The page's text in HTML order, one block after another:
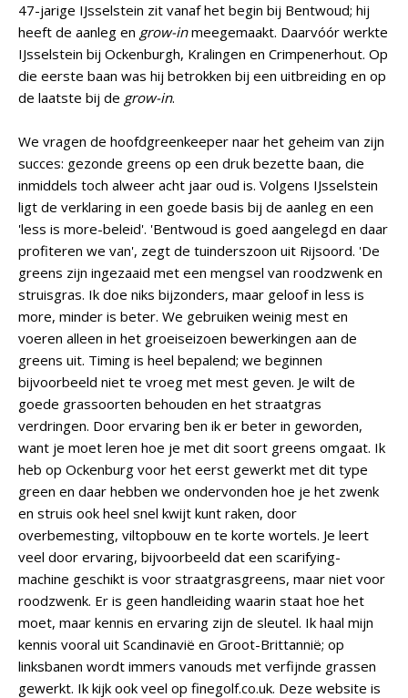
47-jarige IJsselstein zit vanaf het begin bij Bentwoud; hij
heeft de aanleg en grow-inmeegemaakt. Daarvóór werkte
IJsselstein bij Ockenburgh, Kralingen en Crimpenerhout. Op
die eerste baan was hij betrokken bij een uitbreiding en op
de laatste bij de grow-in.
We vragen de hoofdgreenkeeper naar het geheim van zijn
succes: gezonde greens op een druk bezette baan, die
inmiddels toch alweer acht jaar oud is. Volgens IJsselstein
ligt de verklaring in een goede basis bij de aanleg en een
'less is more-beleid'. 'Bentwoud is goed aangelegd en daar
profiteren we van', zegt de tuinderszoon uit Rijsoord. 'De
greens zijn ingezaaid met een mengsel van roodzwenk en
struisgras. Ik doe niks bijzonders, maar geloof in less is
more, minder is beter. We gebruiken weinig mest en
voeren alleen in het groeiseizoen bewerkingen aan de
greens uit. Timing is heel bepalend; we beginnen
bijvoorbeeld niet te vroeg met mest geven. Je wilt de
goede grassoorten behouden en het straatgras
verdringen. Door ervaring ben ik er beter in geworden,
want je moet leren hoe je met dit soort greens omgaat. Ik
heb op Ockenburg voor het eerst gewerkt met dit type
green en daar hebben we ondervonden hoe je het zwenk
en struis ook heel snel kwijt kunt raken, door
overbemesting, viltopbouw en te korte wortels. Je leert
veel door ervaring, bijvoorbeeld dat een scarifying-
machine geschikt is voor straatgrasgreens, maar niet voor
roodzwenk. Er is geen handleiding waarin staat hoe het
moet, maar kennis en ervaring zijn de sleutel. Ik haal mijn
kennis vooral uit Scandinavië en Groot-Brittannië; op
linksbanen wordt immers vanouds met verfijnde grassen
gewerkt. Ik kijk ook veel op finegolf.co.uk. Deze website is